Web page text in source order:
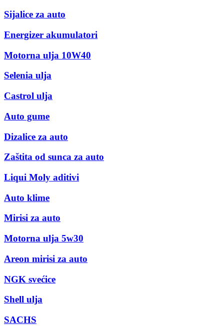
Sijalice za auto
Energizer akumulatori
Motorna ulja 10W40
Selenia ulja
Castrol ulja
Auto gume
Dizalice za auto
Zaštita od sunca za auto
Liqui Moly aditivi
Auto klime
Mirisi za auto
Motorna ulja 5w30
Areon mirisi za auto
NGK svećice
Shell ulja
SACHS